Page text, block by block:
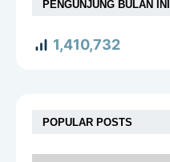
PENGUNJUNG BULAN INI
1,410,732
POPULAR POSTS